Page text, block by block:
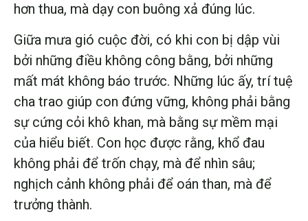
hơn thua, mà dạy con buông xả đúng lúc.
Giữa mưa gió cuộc đời, có khi con bị dập vùi
bởi những điều không công bằng, bởi những
mất mát không báo trước. Những lúc ấy, trí tuệ
cha trao giúp con đứng vững, không phải bằng
sự cứng cỏi khô khan, mà bằng sự mềm mại
của hiểu biết. Con học được rằng, khổ đau
không phải để trốn chạy, mà để nhìn sâu;
nghịch cảnh không phải để oán than, mà để
trưởng thành.